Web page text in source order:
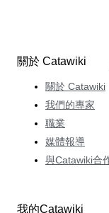
關於 Catawiki
關於 Catawiki
我們的專家
職業
媒體報導
與Catawiki合
我的Catawiki